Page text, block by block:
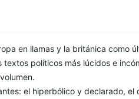
en llamas y la británica como
políticos más lúcidos e
el hiperbólico y declarado, el